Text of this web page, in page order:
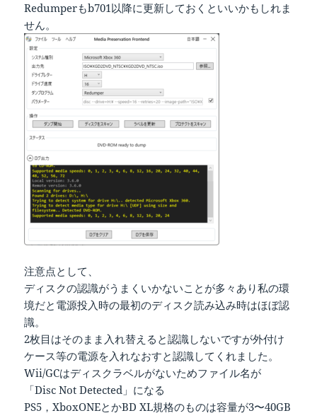
Redumperもb701以降に更新しておくといいかもしれま
せん。
注意点として、
ディスクの認識がうまくいかないことが多々あり私の環
境だと電源投入時の最初のディスク読み込み時はほぼ認
識。
2枚目はそのまま入れ替えると認識しないですが外付け
ケース等の電源を入れなおすと認識してくれました。
Wii/GCはディスクラベルがないためファイル名が
「Disc Not Detected」になる
PS5，XboxONEとかBD XL規格のものは容量が3〜40GB